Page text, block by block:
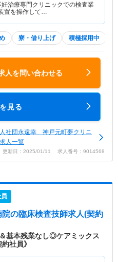
妊治療専門クリニックでの検査業
置を操作して…
寮・借り上げ 積極採用中
人を問い合わせる
見る
社団永遠幸 神戸元町夢クリニ
人一覧
更新日：2025/01/11 求人番号：9014568
院の臨床検査技師求人(契約
基本残業なし◎ケアミックス
社員》